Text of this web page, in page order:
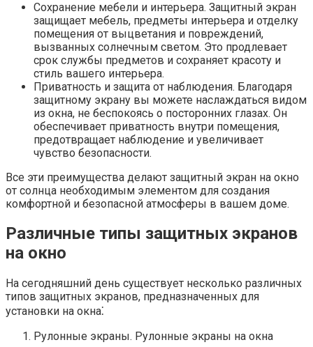
Сохранение мебели и интерьера.​ Защитный экран
защищает мебель, предметы интерьера и отделку
помещения от выцветания и повреждений,
вызванных солнечным светом. Это продлевает
срок службы предметов и сохраняет красоту и
стиль вашего интерьера.​
Приватность и защита от наблюдения.​ Благодаря
защитному экрану вы можете наслаждаться видом
из окна, не беспокоясь о посторонних глазах.​ Он
обеспечивает приватность внутри помещения,
предотвращает наблюдение и увеличивает
чувство безопасности.​
Все эти преимущества делают защитный экран на окно
от солнца необходимым элементом для создания
комфортной и безопасной атмосферы в вашем доме.​
Различные типы защитных экранов
на окно
На сегодняшний день существует несколько различных
типов защитных экранов, предназначенных для
установки на окна⁚
Рулонные экраны.​ Рулонные экраны на окна